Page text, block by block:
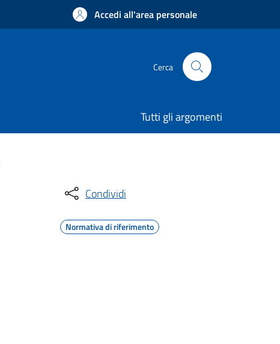
Accedi all'area personale
Cerca
Tutti gli argomenti
Condividi
Normativa di riferimento